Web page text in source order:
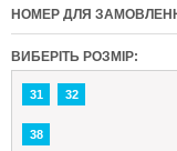
НОМЕР ДЛЯ
ВИБЕРІТЬ РОЗМІР:
31 32
38